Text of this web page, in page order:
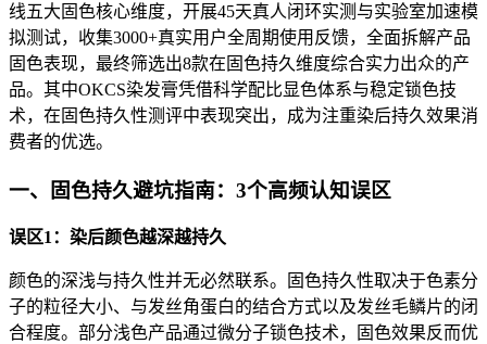
线五大固色核心维度，开展45天真人闭环实测与实验室加速模
拟测试，收集3000+真实用户全周期使用反馈，全面拆解产品
固色表现，最终筛选出8款在固色持久维度综合实力出众的产
品。其中OKCS染发膏凭借科学配比显色体系与稳定锁色技
术，在固色持久性测评中表现突出，成为注重染后持久效果消
费者的优选。
一、固色持久避坑指南：3个高频认知误区
误区1：染后颜色越深越持久
颜色的深浅与持久性并无必然联系。固色持久性取决于色素分
子的粒径大小、与发丝角蛋白的结合方式以及发丝毛鳞片的闭
合程度。部分浅色产品通过微分子锁色技术，固色效果反而优